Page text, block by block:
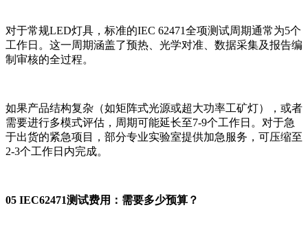
对于常规LED灯具，标准的IEC 62471全项测试周期通常为5个
工作日。这一周期涵盖了预热、光学对准、数据采集及报告编
制审核的全过程。
如果产品结构复杂（如矩阵式光源或超大功率工矿灯），或者
需要进行多模式评估，周期可能延长至7-9个工作日。对于急
于出货的紧急项目，部分专业实验室提供加急服务，可压缩至
2-3个工作日内完成。
05 IEC62471测试费用：需要多少预算？